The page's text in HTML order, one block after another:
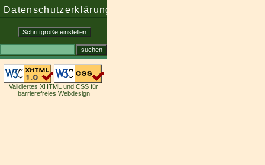
Datenschutzerklärung
Validiertes XHTML und CSS für
barrierefreies Webdesign